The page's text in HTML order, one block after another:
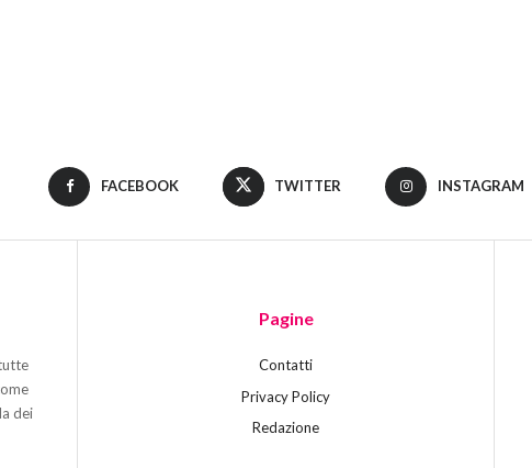
FACEBOOK TWITTER INSTAGRAM
dei
Pagine
Contatti
Privacy Policy
Redazione